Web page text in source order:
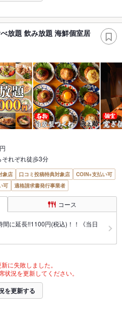
放題 飲み放題 海鮮個室居
それぞれ徒歩3分
象店 口コミ投稿特典対象店
COIN+支払い可
可 適格請求書発行事業者
コース
に延長!!1100円(税込)！！《当日
に失敗しました。
況を更新してください。
を更新する